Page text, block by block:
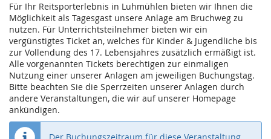
Für Ihr Reitsporterlebnis in Luhmühlen bieten wir Ihnen die
Möglichkeit als Tagesgast unsere Anlage am Bruchweg zu
nutzen. Für Unterrichtsteilnehmer bieten wir ein
vergünstigtes Ticket an, welches für Kinder & Jugendliche bis
zur Vollendung des 17. Lebensjahres zusätzlich ermäßigt ist.
Alle vorgenannten Tickets berechtigen zur einmaligen
Nutzung einer unserer Anlagen am jeweiligen Buchungstag.
Bitte beachten Sie die Sperrzeiten unserer Anlagen durch
andere Veranstaltungen, die wir auf unserer Homepage
ankündigen.